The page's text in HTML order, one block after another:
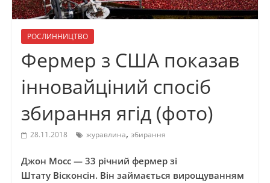
РОСЛИННИЦТВО
Фермер з США показав
інновайціний спосіб
збирання ягід (фото)
28.11.2018 журавлина, збирання
Джон Мосс — 33 річний фермер зі
Штату Вісконсін. Він займається вирощуванням